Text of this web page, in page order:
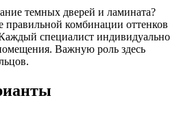
темных дверей и ламината?
правильной комбинации оттенков
специалист индивидуально
Важную роль здесь